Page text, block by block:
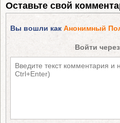
Оставьте свой
Вы вошли как Анонимный
Войти